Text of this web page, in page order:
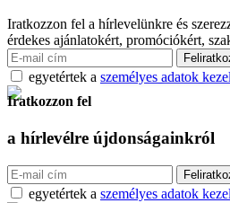
Iratkozzon fel a hírlevelünkre és
érdekes ajánlatokért, promóciókért,
egyetértek a személyes adatok
Iratkozzon fel
a hírlevélre újdonságainkról
egyetértek a személyes adatok